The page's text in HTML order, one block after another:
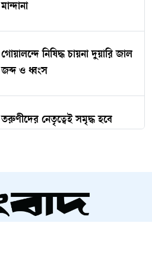
মান্দানা
গোয়ালন্দে নিষিদ্ধ চায়না দুয়ারি জাল
জব্দ ও ধ্বংস
তরুণীদের নেতৃত্বেই সমৃদ্ধ হবে
ঘোর সংশয়